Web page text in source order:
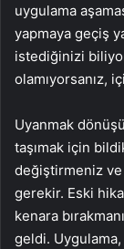
uygulama
yapmaya geçiş
istediğinizi
olamıyorsanız,
Uyanmak
taşımak için
değiştirmeniz ve
gerekir. Eski
kenara
geldi. Uygulama,